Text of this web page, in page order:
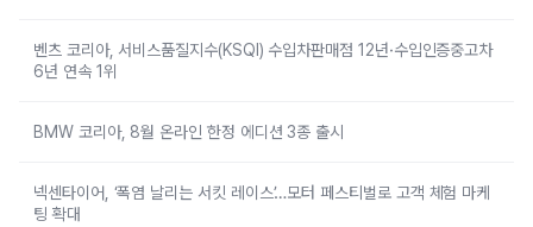
벤츠 코리아, 서비스품질지수(KSQI) 수입차판매점 12년·수입인증중고차
6년 연속 1위
BMW 코리아, 8월 온라인 한정 에디션 3종 출시
넥센타이어, ‘폭염 날리는 서킷 레이스’…모터 페스티벌로 고객 체험 마케
팅 확대